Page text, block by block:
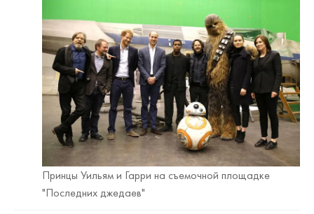
Принцы Уильям и Гарри на съемочной площадке
"Последних джедаев"